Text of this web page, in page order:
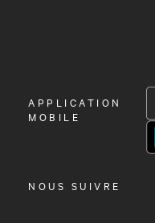
OUVRIR
LE
APPLICATION
MOBILE
NOUS SUIVRE